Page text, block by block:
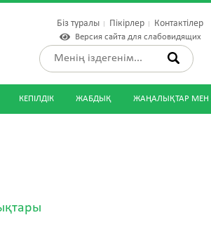
Біз туралы Пікірлер Контактілер
Версия сайта для слабовидящих
КЕПІЛДІК ЖАБДЫҚ ЖАҢАЛЫҚТАР МЕН